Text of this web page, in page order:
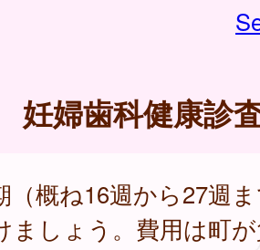
妊婦歯科健康診
（概ね16週から27週
ましょう。費用は町